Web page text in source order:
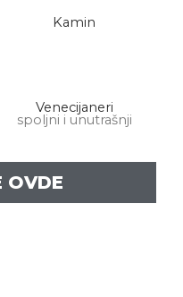
Kamin
Venecijaneri
spoljni i unutrašnji
OVDE